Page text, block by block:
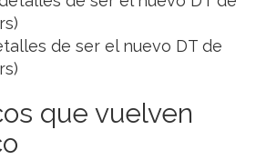
de ser el nuevo DT de
que vuelven